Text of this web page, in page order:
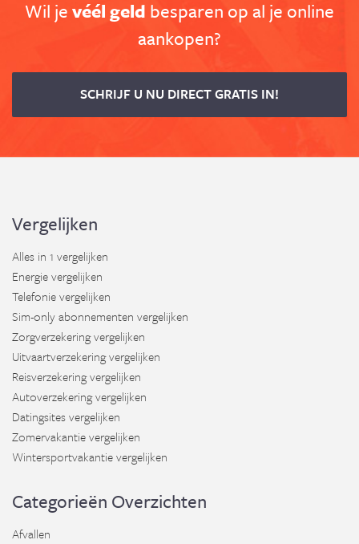
Wil jevéél geld besparen op al je online
aankopen?
SCHRIJF U NU DIRECT GRATIS IN!
Vergelijken
Alles in 1 vergelijken
Energie vergelijken
Telefonie vergelijken
Sim-only abonnementen vergelijken
Zorgverzekering vergelijken
Uitvaartverzekering vergelijken
Reisverzekering vergelijken
Autoverzekering vergelijken
Datingsites vergelijken
Zomervakantie vergelijken
Wintersportvakantie vergelijken
Categorieën Overzichten
Afvallen